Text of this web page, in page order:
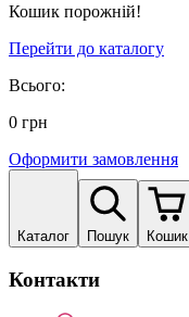
Кошик порожній!
Перейти до каталогу
Всього:
0 грн
Оформити замовлення
Каталог Пошук Кошик
Контакти